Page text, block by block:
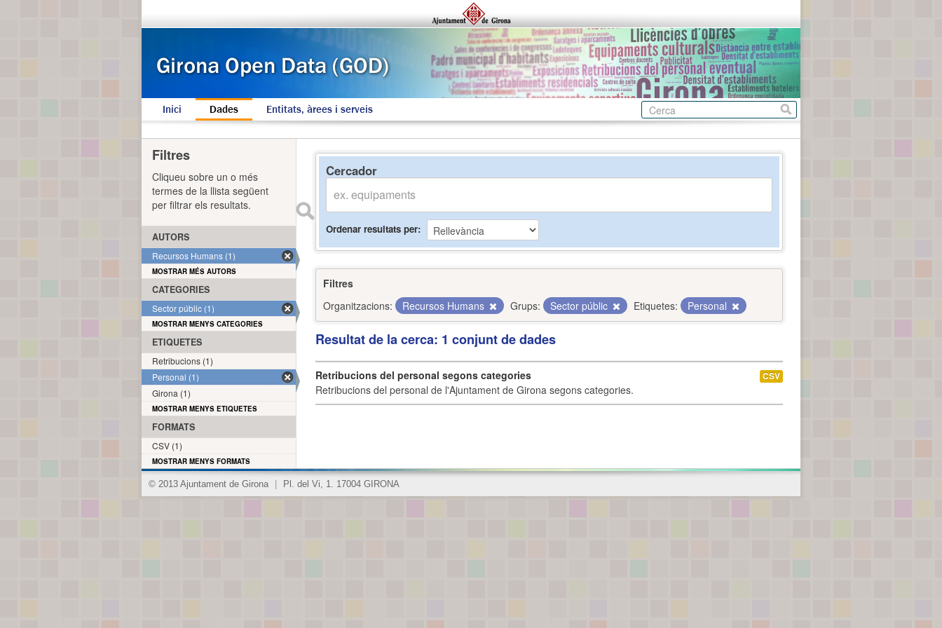
Inici Dades Entitats, àrees i serveis
Cercador
Ordenar resultats per
Filtres
Organitzacions:
Recursos Humans Grups: Sector públic Etiquetes: Personal
Resultat de la cerca: 1 conjunt de dades
Retribucions del personal segons categories
Retribucions del personal de l'Ajuntament de Girona segons categories.
CSV
Filtres
Cliqueu sobre un o més
termes de la llista següent
per filtrar els resultats.
AUTORS
Recursos Humans (1)
MOSTRAR MÉS AUTORS
CATEGORIES
Sector públic (1)
MOSTRAR MENYS CATEGORIES
ETIQUETES
Retribucions (1)
Personal (1)
Girona (1)
MOSTRAR MENYS ETIQUETES
FORMATS
CSV (1)
MOSTRAR MENYS FORMATS
© 2013 Ajuntament de Girona Pl. del Vi, 1. 17004 GIRONA